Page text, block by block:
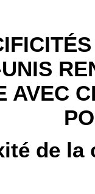
AVEC
de